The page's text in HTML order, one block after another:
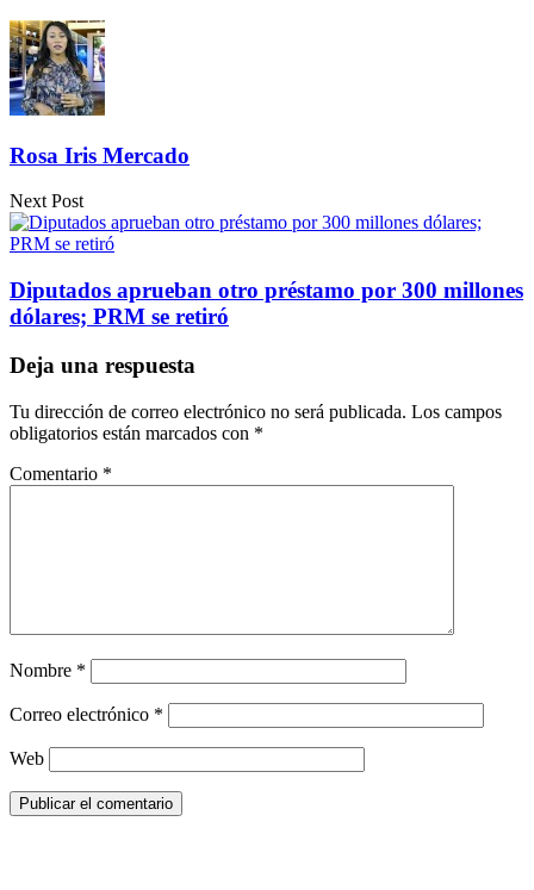
Compartir
Rosa Iris Mercado
Next Post
Diputados aprueban otro préstamo por 300 millones
dólares; PRM se retiró
Deja una respuesta
Tu dirección de correo electrónico no será publicada. Los campos
obligatorios están marcados con *
Comentario *
Nombre *
Correo electrónico *
Web